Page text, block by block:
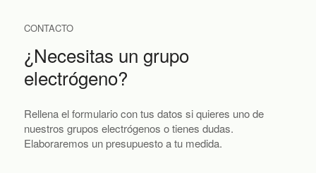
CONTACTO
¿Necesitas un grupo
electrógeno?
Rellena el formulario con tus datos si quieres uno de
nuestros grupos electrógenos o tienes dudas.
Elaboraremos un presupuesto a tu medida.